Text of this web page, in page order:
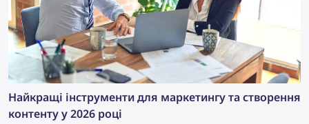
Найкращі інструменти для маркетингу та створення
контенту у 2026 році